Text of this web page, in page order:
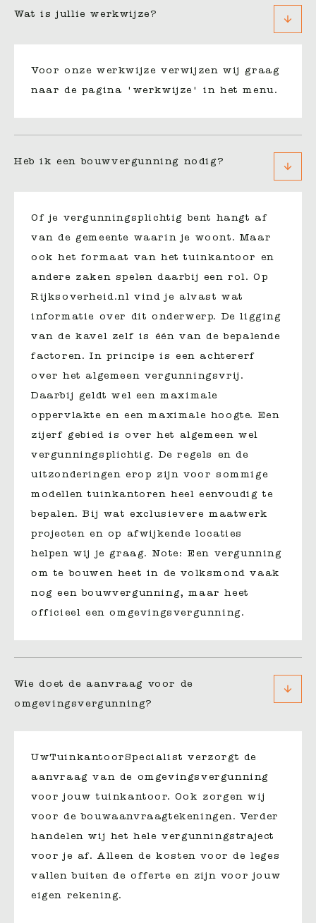
Wat is jullie werkwijze?
Voor onze werkwijze verwijzen wij graag
naar de pagina 'werkwijze' in het menu.
Heb ik een bouwvergunning nodig?
Of je vergunningsplichtig bent hangt af
van de gemeente waarin je woont. Maar
ook het formaat van het tuinkantoor en
andere zaken spelen daarbij een rol. Op
Rijksoverheid.nl vind je alvast wat
informatie over dit onderwerp. De ligging
van de kavel zelf is één van de bepalende
factoren. In principe is een achtererf
over het algemeen vergunningsvrij.
Daarbij geldt wel een maximale
oppervlakte en een maximale hoogte. Een
zijerf gebied is over het algemeen wel
vergunningsplichtig. De regels en de
uitzonderingen erop zijn voor sommige
modellen tuinkantoren heel eenvoudig te
bepalen. Bij wat exclusievere maatwerk
projecten en op afwijkende locaties
helpen wij je graag. Note: Een vergunning
om te bouwen heet in de volksmond vaak
nog een bouwvergunning, maar heet
officieel een omgevingsvergunning.
Wie doet de aanvraag voor de
omgevingsvergunning?
UwTuinkantoorSpecialist verzorgt de
aanvraag van de omgevingsvergunning
voor jouw tuinkantoor. Ook zorgen wij
voor de bouwaanvraagtekeningen. Verder
handelen wij het hele vergunningstraject
voor je af. Alleen de kosten voor de leges
vallen buiten de offerte en zijn voor jouw
eigen rekening.